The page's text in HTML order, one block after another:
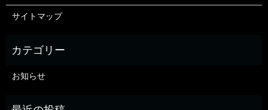
サイトマップ
お知らせ